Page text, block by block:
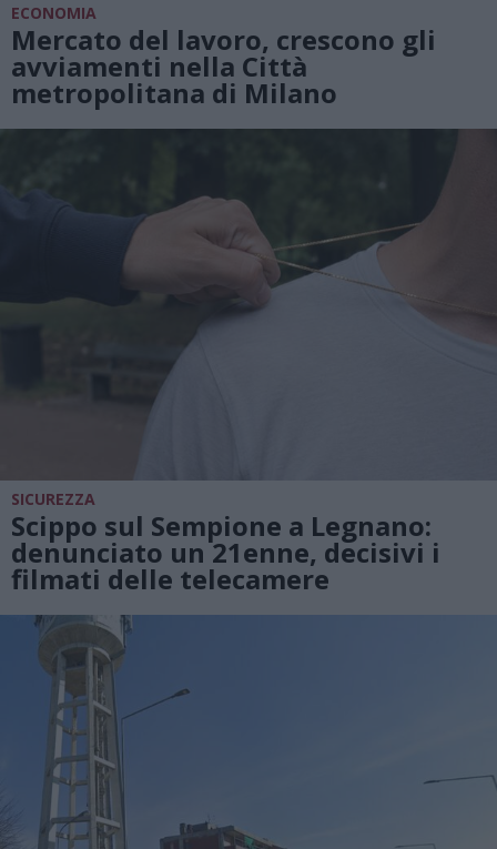
ECONOMIA
Mercato del lavoro, crescono gli
avviamenti nella Città
metropolitana di Milano
SICUREZZA
Scippo sul Sempione a Legnano:
denunciato un 21enne, decisivi i
filmati delle telecamere